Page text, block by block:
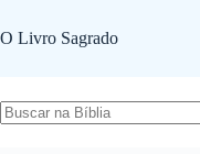
para
o
O Livro Sagrado